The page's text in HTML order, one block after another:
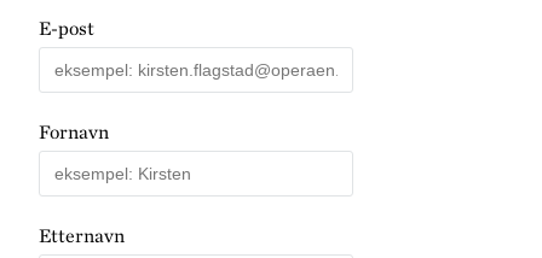
E-post
Fornavn
Etternavn